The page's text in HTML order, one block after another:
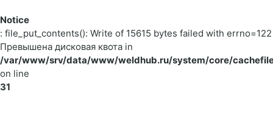
Notice
: file_put_contents(): Write of 15615 bytes failed with errno=122
Превышена дисковая квота in
/var/www/srv/data/www/weldhub.ru/system/core/
on line
31